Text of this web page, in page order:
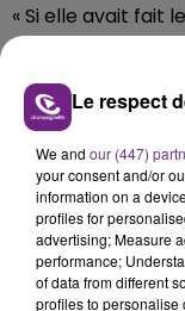
« Si elle avait fait
encore vivant.
qui l'ai tué mais
précise-t-il.
ça fait de taper
comme une
particulière... »
Loïc Vantal, qui
condamnation
Le respect
We and our (447)
your consent and/or
information on a
profiles for
advertising; Measure
performance;
of data from different
profiles to personalise